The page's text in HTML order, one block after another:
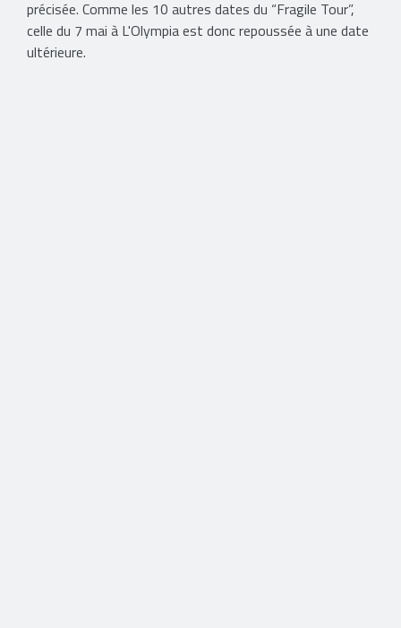
précisée. Comme les 10 autres dates du “Fragile Tour”,
celle du 7 mai à L'Olympia est donc repoussée à une date
ultérieure.